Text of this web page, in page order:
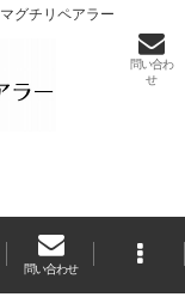
グチリペアラー
問い合わ
せ
問い合わせ